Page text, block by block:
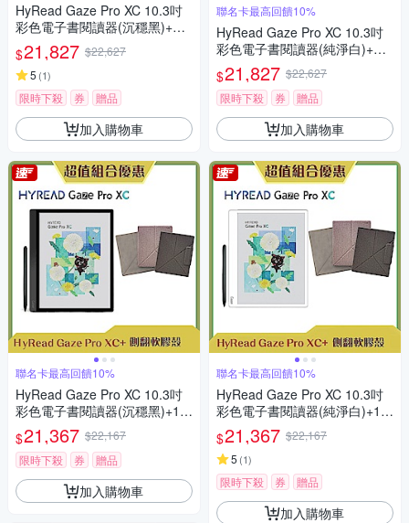
HyRead Gaze Pro XC 10.3吋
彩色電子書閱讀器(沉穩黑)+磁
吸折疊可拆式皮套 (組合)
$21,827 $22,627
5 (1)
限時下殺 券 贈品
加入購物車
聯名卡最高回饋10%
HyRead Gaze Pro XC 10.3吋
彩色電子書閱讀器(沉穩黑)+10.
3吋側翻軟膠殼 (組合)
$21,367 $22,167
限時下殺
券 贈品
加入購物車
聯名卡最高回饋10%
HyRead Gaze Pro XC 10.3吋
彩色電子書閱讀器(純淨白)+磁
吸折疊可拆式皮套 (組合)
$21,827 $22,627
限時下殺
券 贈品
加入購物車
聯名卡最高回饋10%
HyRead Gaze Pro XC 10.3吋
彩色電子書閱讀器(純淨白)+10.
3吋側翻軟膠殼 (組合)
$21,367 $22,167
5 (1)
限時下殺 券 贈品
加入購物車